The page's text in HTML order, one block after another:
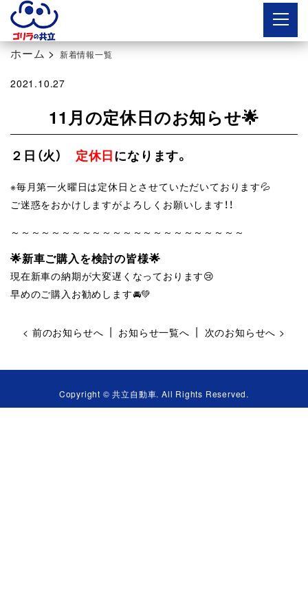
ボタン
ホーム>新着情報一覧
2021.10.27
11月の定休日のお知らせ🌟
２日（火） 定休日になります。
※毎月第一火曜日は定休日とさせていただいております💦
ご迷惑をおかけしますがよろしくお願いします！！
～～～～～～～～～～～～～～～～～～～～～～～
🌟新車ご購入を検討の皆様🌟
現在新車の納期が大変遅くなっております😢
早めのご購入お勧めします🚘💚
< 前のお知らせへ | お知らせ一覧へ | 次のお知らせへ >
Copyright © 共立自動車. All Rights Reserved.